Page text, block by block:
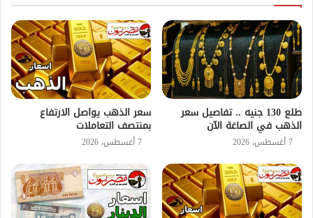
طلع 130 جنيه .. تفاصيل سعر
الذهب في الصاغة الآن
7 أغسطس، 2026
سعر الذهب يواصل الارتفاع
بمنتصف التعاملات
7 أغسطس، 2026